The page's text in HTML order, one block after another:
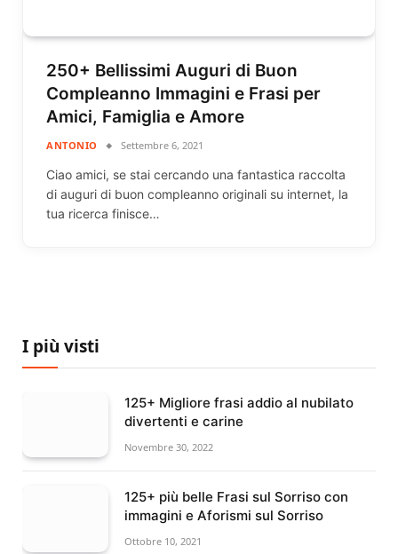
250+ Bellissimi Auguri di Buon
Compleanno Immagini e Frasi per
Amici, Famiglia e Amore
ANTONIO Settembre 6, 2021
Ciao amici, se stai cercando una fantastica raccolta
di auguri di buon compleanno originali su internet, la
tua ricerca finisce…
I più visti
125+ Migliore frasi addio al nubilato
divertenti e carine
Novembre 30, 2022
125+ più belle Frasi sul Sorriso con
immagini e Aforismi sul Sorriso
Ottobre 10, 2021